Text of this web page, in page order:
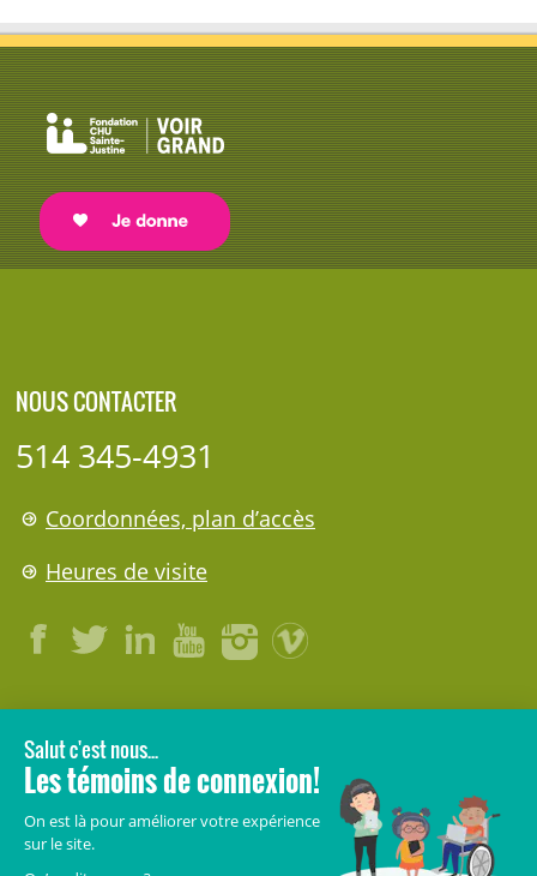
NOUS CONTACTER
514 345-4931
Coordonnées, plan d’accès
Heures de visite
LÉGAL
© 2006-2026CHU Sainte-Justine.
Avis légaux
Crédits